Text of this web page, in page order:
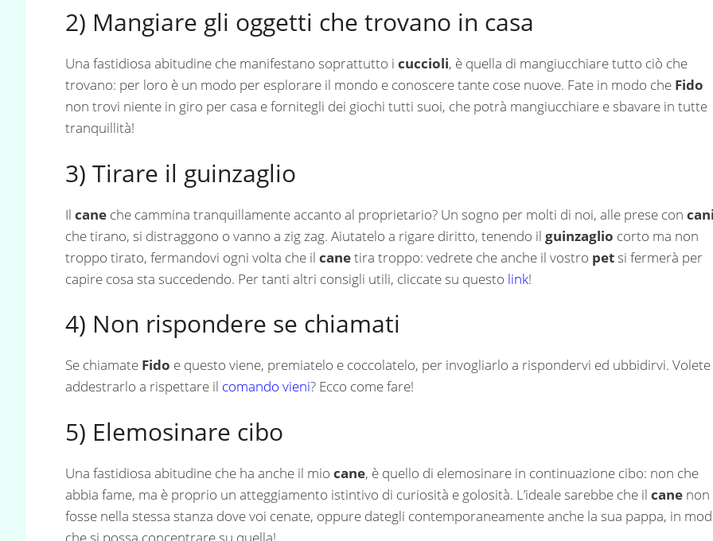
2) Mangiare gli oggetti che trovano in casa
Una fastidiosa abitudine che manifestano soprattutto i cuccioli, è quella di mangiucchiare tutto ciò che
trovano: per loro è un modo per esplorare il mondo e conoscere tante cose nuove. Fate in modo che Fido
non trovi niente in giro per casa e fornitegli dei giochi tutti suoi, che potrà mangiucchiare e sbavare in tutte
tranquillità!
3) Tirare il guinzaglio
Il cane che cammina tranquillamente accanto al proprietario? Un sogno per molti di noi, alle prese con
che tirano, si distraggono o vanno a zig zag. Aiutatelo a rigare diritto, tenendo il guinzaglio corto ma non
troppo tirato, fermandovi ogni volta che il canetira troppo: vedrete che anche il vostro petsi fermerà per
capire cosa sta succedendo. Per tanti altri consigli utili, cliccate su questo link!
4) Non rispondere se chiamati
Se chiamate Fido e questo viene, premiatelo e coccolatelo, per invogliarlo a rispondervi ed ubbidirvi. Volete
addestrarlo a rispettare il comando vieni? Ecco come fare!
5) Elemosinare cibo
Una fastidiosa abitudine che ha anche il mio cane, è quello di elemosinare in continuazione cibo: non che
abbia fame, ma è proprio un atteggiamento istintivo di curiosità e golosità. L’ideale sarebbe che il cane non
fosse nella stessa stanza dove voi cenate, oppure dategli contemporaneamente anche la sua pappa, in